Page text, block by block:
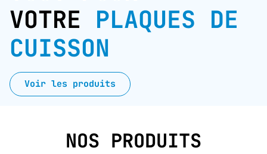
VOTRE PLAQUES DE
CUISSON
Voir les produits
NOS PRODUITS